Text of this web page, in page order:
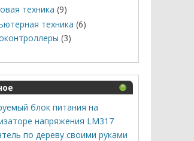
техника (9)
техника (6)
(3)
блок питания на
напряжения LM317
по дереву своими руками